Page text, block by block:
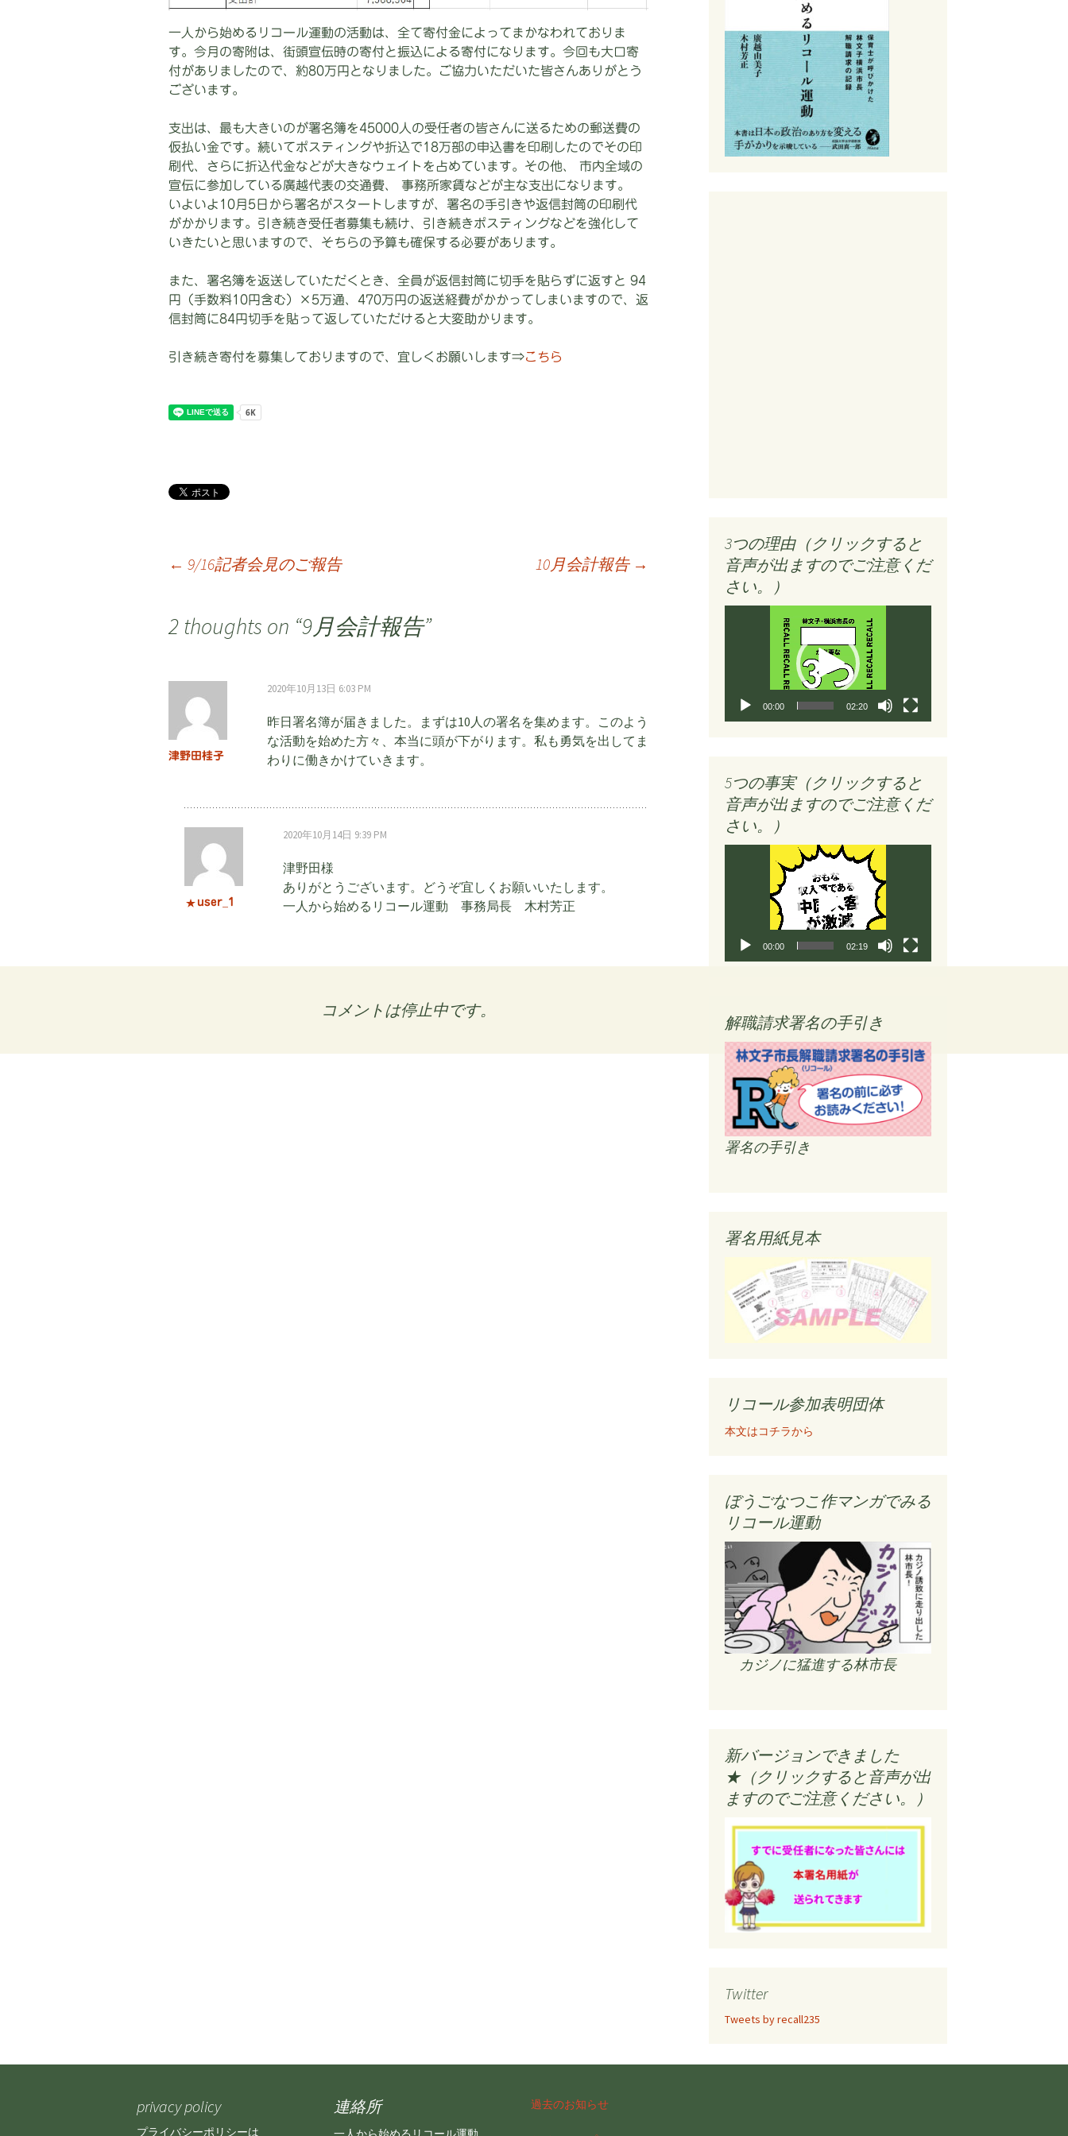
一人から始めるリコール運動の活動は、全て寄付金によってまかなわれておりま
す。今月の寄附は、街頭宣伝時の寄付と振込による寄付になります。今回も大口寄
付がありましたので、約80万円となりました。ご協力いただいた皆さんありがとう
ございます。
支出は、最も大きいのが署名簿を45000人の受任者の皆さんに送るための郵送費の
仮払い金です。続いてポスティングや折込で18万部の申込書を印刷したのでその印
刷代、さらに折込代金などが大きなウェイトを占めています。その他、 市内全域の
宣伝に参加している廣越代表の交通費、 事務所家賃などが主な支出になります。
いよいよ10月5日から署名がスタートしますが、署名の手引きや返信封筒の印刷代
がかかります。引き続き受任者募集も続け、引き続きポスティングなどを強化して
いきたいと思いますので、そちらの予算も確保する必要があります。
また、署名簿を返送していただくとき、全員が返信封筒に切手を貼らずに返すと 94
円（手数料10円含む）×5万通、470万円の返送経費がかかってしまいますので、返
信封筒に84円切手を貼って返していただけると大変助かります。
引き続き寄付を募集しておりますので、宜しくお願いします⇒こちら
← 9/16記者会見のご報告 10月会計報告 →
2 thoughts on “9月会計報告”
津野田桂子
2020年10月13日 6:03 PM
昨日署名簿が届きました。まずは10人の署名を集めます。このよう
な活動を始めた方々、本当に頭が下がります。私も勇気を出してま
わりに働きかけていきます。
user_1
2020年10月14日 9:39 PM
津野田様
ありがとうございます。どうぞ宜しくお願いいたします。
一人から始めるリコール運動 事務局長 木村芳正
コメントは停止中です。
3つの理由（クリックすると
音声が出ますのでご注意くだ
さい。）
00:00 02:20
5つの事実（クリックすると
音声が出ますのでご注意くだ
さい。）
00:00 02:19
解職請求署名の手引き
署名の手引き
署名用紙見本
リコール参加表明団体
本文はコチラから
ぼうごなつこ作マンガでみる
リコール運動
カジノに猛進する林市長
新バージョンできました
★（クリックすると音声が出
ますのでご注意ください。）
Twitter
Tweets by recall235
privacy policy
プライバシーポリシーは
連絡所 過去のお知らせ